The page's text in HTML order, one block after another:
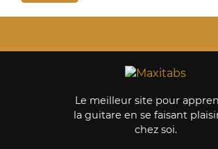
Le meilleur site pour
la guitare en se faisant
chez soi.